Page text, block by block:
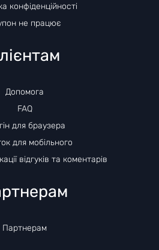
конфіденційності
не працює
Допомога
FAQ
для браузера
для мобільного
відгуків та коментарів
Партнерам